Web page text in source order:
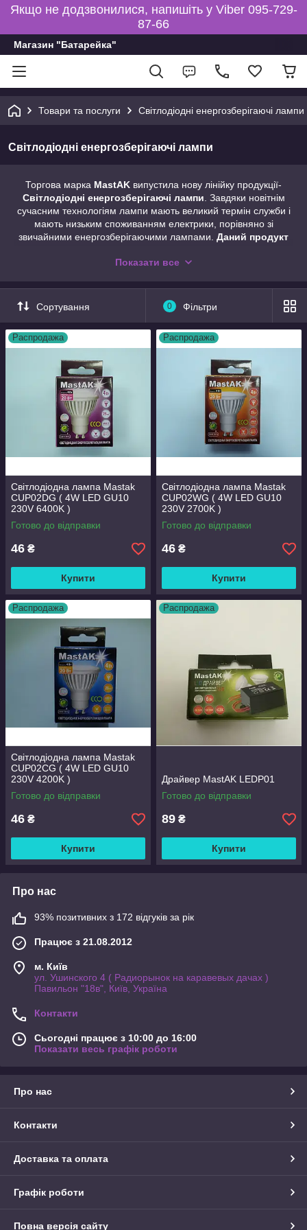
Якщо не додзвонилися, напишіть у Viber 095-729-
87-66
Магазин "Батарейка"
Товари та послуги Світлодіодні енергозберігаючі лампи
Світлодіодні енергозберігаючі лампи
Торгова марка MastAK випустила нову лінійку продукції-
Світлодіодні енергозберігаючі лампи . Завдяки новітнім
сучасним технологіям лампи мають великий термін служби і
мають низьким споживанням електрики, порівняно зі
звичайними енергозберігаючими лампами. Даний продукт
ні ртуті, ні свинцю, інших важких металів. Всі види ламп
Показати все
Сортування 0 Фільтри
Распродажа
Світлодіодна лампа Mastak
CUP02DG ( 4W LED GU10
230V 6400K )
Готово до відправки
46 ₴
Купити
Распродажа
Світлодіодна лампа Mastak
CUP02WG ( 4W LED GU10
230V 2700K )
Готово до відправки
46 ₴
Купити
Распродажа
Світлодіодна лампа Mastak
CUP02CG ( 4W LED GU10
230V 4200K )
Готово до відправки
46 ₴
Купити
Распродажа
Драйвер MastAK LEDP01
Готово до відправки
89 ₴
Купити
Про нас
93% позитивних з 172 відгуків за рік
Працює з 21.08.2012
м. Київ
ул. Ушинского 4 ( Радиорынок на каравевых дачах )
Павильон "18в", Київ, Україна
Контакти
Сьогодні працює з 10:00 до 16:00
Показати весь графік роботи
Про нас
Контакти
Доставка та оплата
Графік роботи
Повна версія сайту